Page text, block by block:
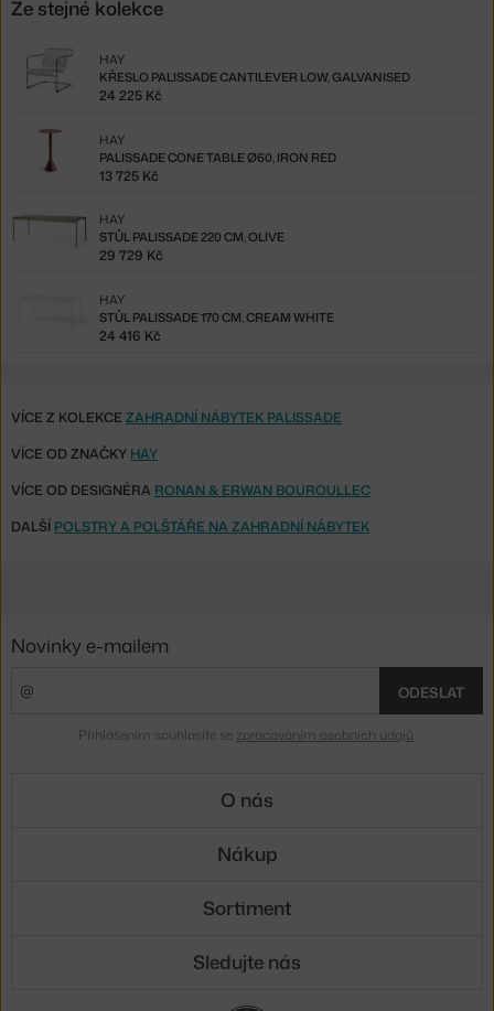
Ze stejné kolekce
KŘESLO PALISSADE CANTILEVER LOW, GALVANISED
HAY
24 225 Kč
PALISSADE CONE TABLE Ø60, IRON RED
HAY
13 725 Kč
STŮL PALISSADE 220 CM, OLIVE
HAY
29 729 Kč
STŮL PALISSADE 170 CM, CREAM WHITE
HAY
24 416 Kč
VÍCE Z KOLEKCE ZAHRADNÍ NÁBYTEK PALISSADE
VÍCE OD ZNAČKY HAY
VÍCE OD DESIGNÉRA RONAN & ERWAN BOUROULLEC
DALŠÍ POLSTRY A POLŠTÁŘE NA ZAHRADNÍ NÁBYTEK
Novinky e-mailem
ODESLAT
Přihlášením souhlasíte se zpracováním osobních údajů
O nás
Nákup
Sortiment
Sledujte nás